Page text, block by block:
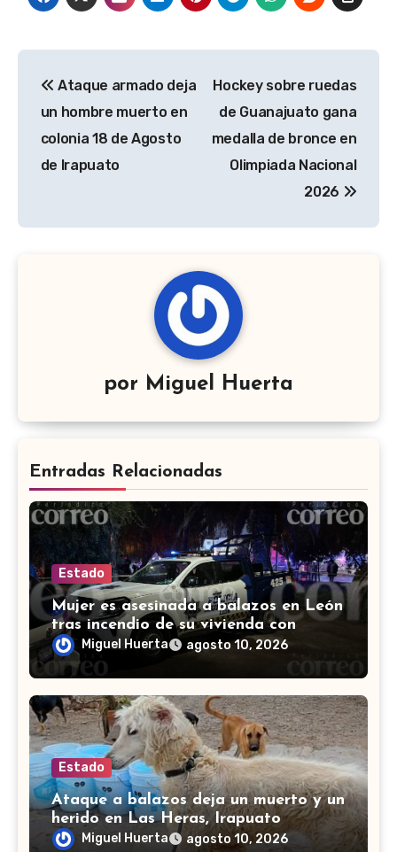
de
entradas
Ataque armado deja
un hombre muerto en
colonia 18 de Agosto
de Irapuato
Hockey sobre ruedas
de Guanajuato gana
medalla de bronce en
Olimpiada Nacional
2026
por Miguel Huerta
Entradas Relacionadas
Estado
Mujer es asesinada a balazos en León
tras incendio de su vivienda con
bombas molotov
Miguel Huerta agosto 10, 2026
Estado
Ataque a balazos deja un muerto y un
herido en Las Heras, Irapuato
Miguel Huerta agosto 10, 2026